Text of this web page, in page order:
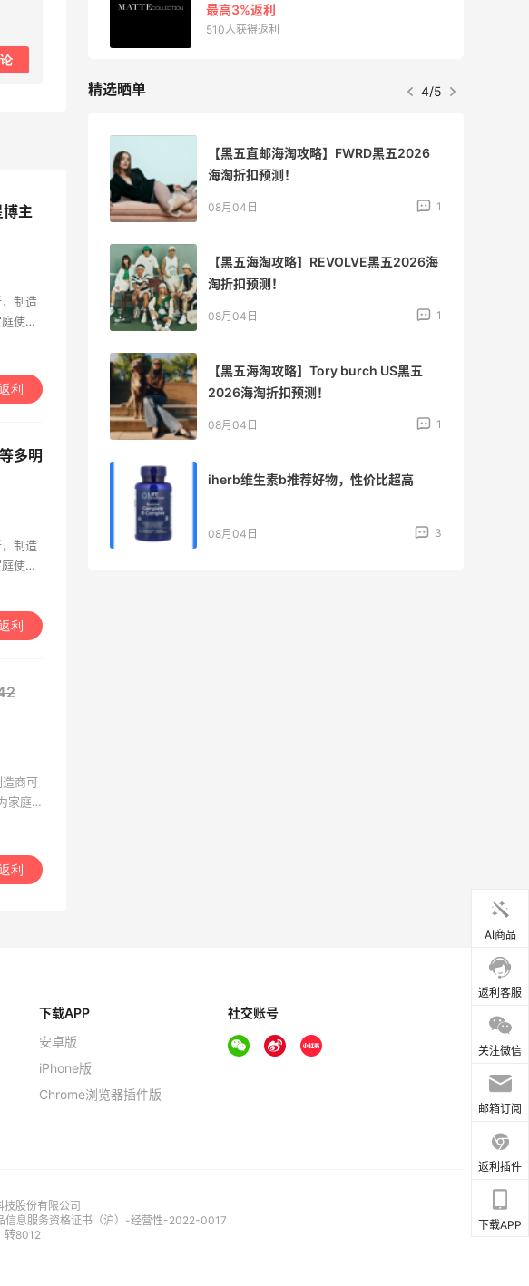
主
制造
使用
利
多明
制造
使用
利
商可
家庭
利
6%返利
85人获得返利
精选晒单 5/5
复购多次的一款镁片，日常用很合适
08月04日
买一点Three的东西吧，Three也算是时
代的眼泪了
08月04日
选择一点健康的小零食，对肠胃更好
08月04日
8月好礼随行！最高2400日元运费优惠！
08月03日
AI商品
返利客服
关注微信
邮箱订阅
返利插件
下载APP
下载APP
安卓版
iPhone版
Chrome浏览器插件版
社交账号
股份有限公司
信息服务资格证书（沪）-经营性-2022-0017
转8012